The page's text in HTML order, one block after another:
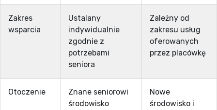
Zakres
wsparcia
Ustalany
indywidualnie
zgodnie z
potrzebami
seniora
Zależny od
zakresu usług
oferowanych
przez placówkę
Otoczenie
Znane seniorowi
środowisko
Nowe
środowisko i